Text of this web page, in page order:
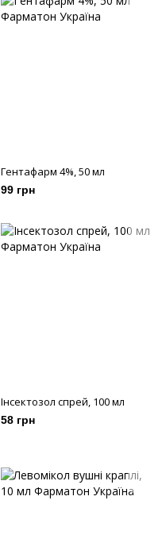
Гентафарм 4%, 50 мл
99 грн
Інсектозол спрей, 100 мл
58 грн